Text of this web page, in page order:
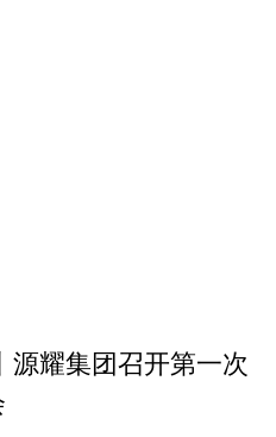
源耀集团召开第一次